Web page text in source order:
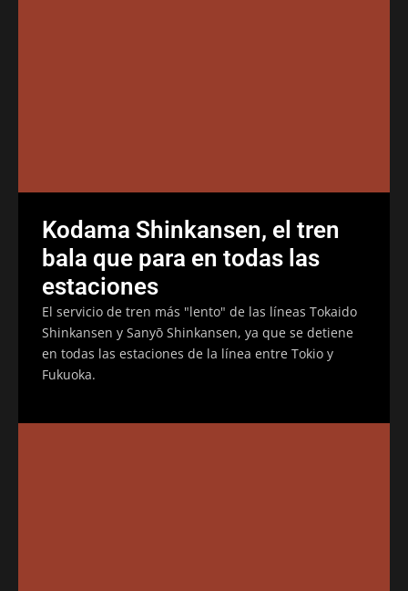
Kodama Shinkansen, el tren
bala que para en todas las
estaciones
El servicio de tren más "lento" de las líneas Tokaido
Shinkansen y Sanyō Shinkansen, ya que se detiene
en todas las estaciones de la línea entre Tokio y
Fukuoka.